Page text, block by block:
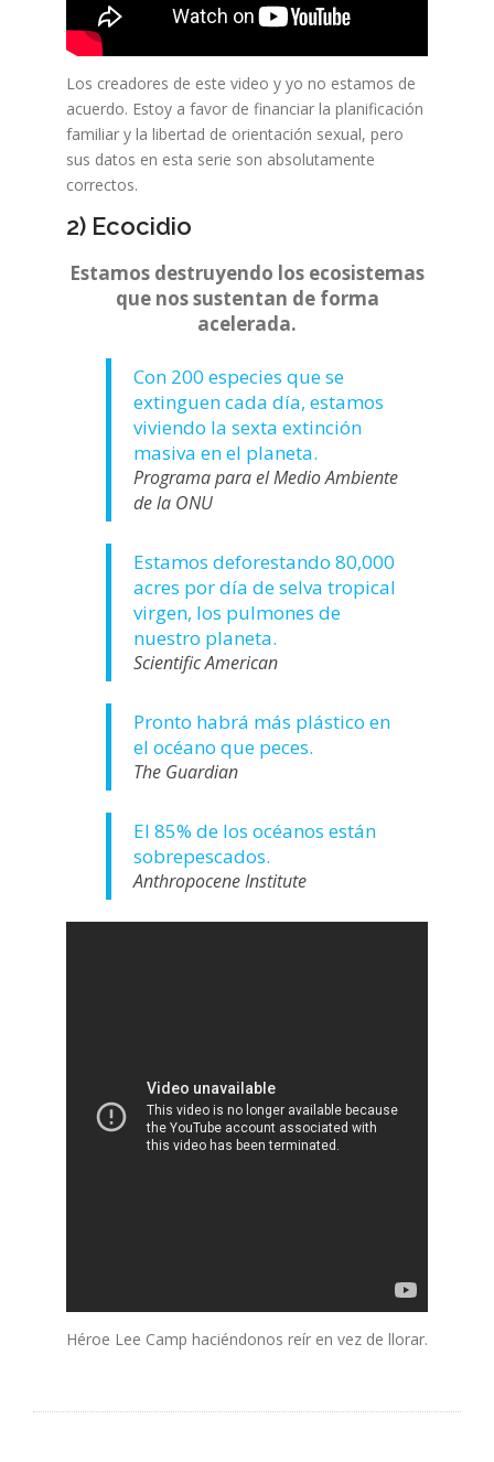
Los creadores de este video y yo no estamos de
acuerdo. Estoy a favor de financiar la planificación
familiar y la libertad de orientación sexual, pero
sus datos en esta serie son absolutamente
correctos.
2) Ecocidio
Estamos destruyendo los ecosistemas
que nos sustentan de forma
acelerada.
Con 200 especies que se
extinguen cada día, estamos
viviendo la sexta extinción
masiva en el planeta.
Programa para el Medio Ambiente
de la ONU
Estamos deforestando 80,000
acres por día de selva tropical
virgen, los pulmones de
nuestro planeta.
Scientific American
Pronto habrá más plástico en
el océano que peces.
The Guardian
El 85% de los océanos están
sobrepescados.
Anthropocene Institute
Héroe Lee Camp haciéndonos reír en vez de llorar.